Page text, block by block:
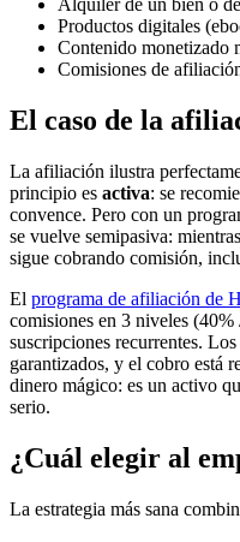
Alquiler de un bien o
Productos digitales
Contenido monetizado
Comisiones de
El caso de la
La afiliación ilustra
principio es activa: se
convence. Pero con un
se vuelve semipasiva:
sigue cobrando comisión,
El programa de afiliación de
comisiones en 3 niveles
suscripciones recurrentes.
garantizados, y el cobro está
dinero mágico: es un activo
serio.
¿Cuál elegir al
La estrategia más sana